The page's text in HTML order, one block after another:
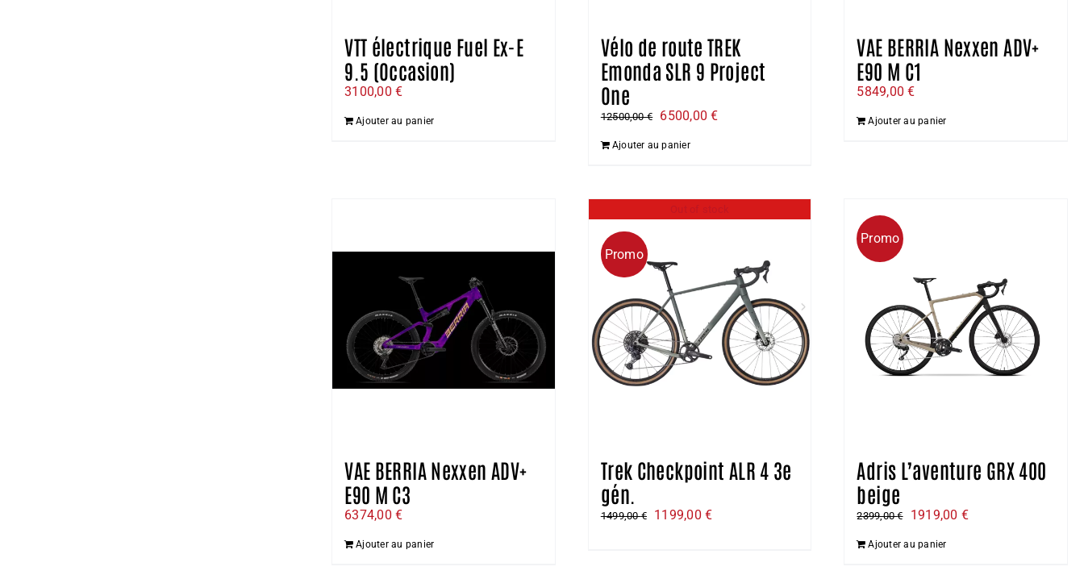
VTT électrique Fuel Ex-E
9.5 (Occasion)
3100,00€
Ajouter au panier
Vélo de route TREK
Emonda SLR 9 Project
One
12500,00€
Le
initial
6500,00€Le
Ajouter au panier
VAE BERRIA Nexxen ADV+
E90 M C1
5849,00€
Ajouter au panier
VAE BERRIA Nexxen ADV+
E90 M C3
6374,00€
Ajouter au panier
Out of stock
Promo
Trek Checkpoint ALR 4 3e
gén.
1499,00€
Le
1199,00€Le
Promo
Adris L’aventure GRX 400
beige
2399,00€
Le
initial
1919,00 €Le
Ajouter au panier